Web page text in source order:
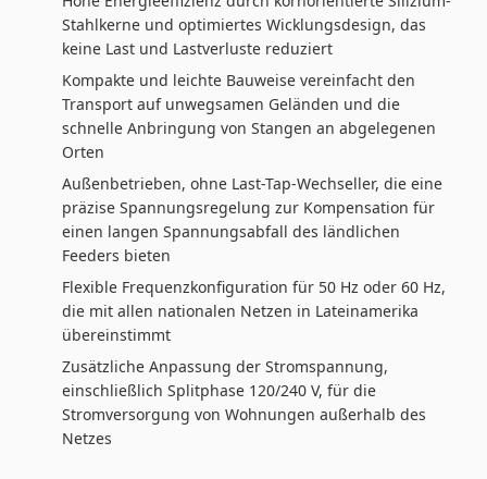
Stahlkerne und optimiertes Wicklungsdesign, das
keine Last und Lastverluste reduziert
Kompakte und leichte Bauweise vereinfacht den
Transport auf unwegsamen Geländen und die
schnelle Anbringung von Stangen an abgelegenen
Orten
Außenbetrieben, ohne Last-Tap-Wechseller, die eine
präzise Spannungsregelung zur Kompensation für
einen langen Spannungsabfall des ländlichen
Feeders bieten
Flexible Frequenzkonfiguration für 50 Hz oder 60 Hz,
die mit allen nationalen Netzen in Lateinamerika
übereinstimmt
Zusätzliche Anpassung der Stromspannung,
einschließlich Splitphase 120/240 V, für die
Stromversorgung von Wohnungen außerhalb des
Netzes